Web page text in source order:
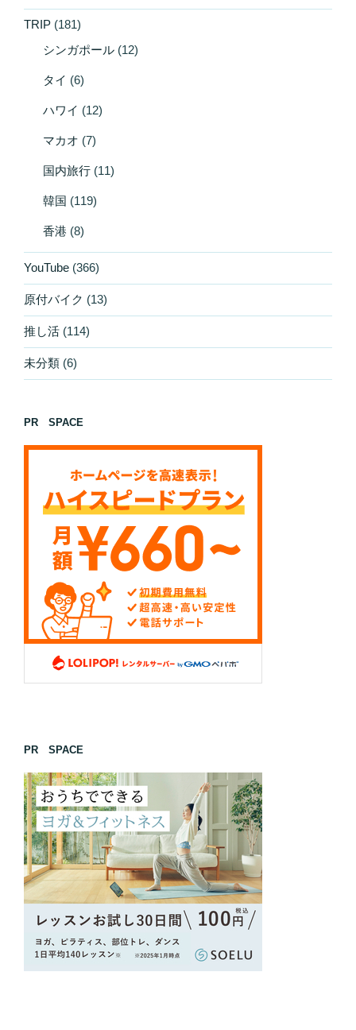
TRIP (181)
シンガポール (12)
タイ (6)
ハワイ (12)
マカオ (7)
国内旅行 (11)
韓国 (119)
香港 (8)
YouTube (366)
原付バイク (13)
推し活 (114)
未分類 (6)
PR SPACE
PR SPACE